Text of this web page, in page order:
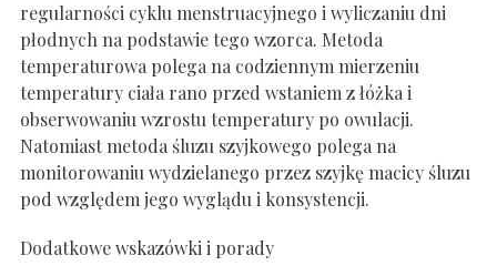
regularności cyklu menstruacyjnego i wyliczaniu dni
płodnych na podstawie tego wzorca. Metoda
temperaturowa polega na codziennym mierzeniu
temperatury ciała rano przed wstaniem z łóżka i
obserwowaniu wzrostu temperatury po owulacji.
Natomiast metoda śluzu szyjkowego polega na
monitorowaniu wydzielanego przez szyjkę macicy śluzu
pod względem jego wyglądu i konsystencji.
Dodatkowe wskazówki i porady